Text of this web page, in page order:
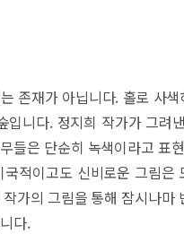
존재가 아닙니다. 홀로 사
입니다. 정지희 작가가 그려
들은 단순히 녹색이라고 표
적이고도 신비로운 그림
가의 그림을 통해 잠시나
다.